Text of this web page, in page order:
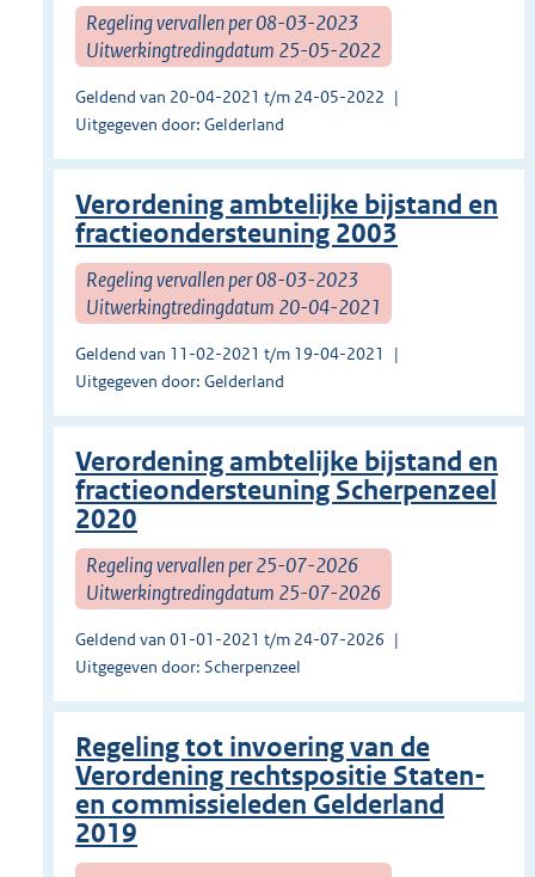
Regeling vervallen per 08-03-2023
Uitwerkingtredingdatum 25-05-2022
Geldend van 20-04-2021 t/m 24-05-2022
Uitgegeven door: Gelderland
Verordening ambtelijke bijstand en
fractieondersteuning 2003
Regeling vervallen per 08-03-2023
Uitwerkingtredingdatum 20-04-2021
Geldend van 11-02-2021 t/m 19-04-2021
Uitgegeven door: Gelderland
Verordening ambtelijke bijstand en
fractieondersteuning Scherpenzeel
2020
Regeling vervallen per 25-07-2026
Uitwerkingtredingdatum 25-07-2026
Geldend van 01-01-2021 t/m 24-07-2026
Uitgegeven door: Scherpenzeel
Regeling tot invoering van de
Verordening rechtspositie Staten-
en commissieleden Gelderland
2019